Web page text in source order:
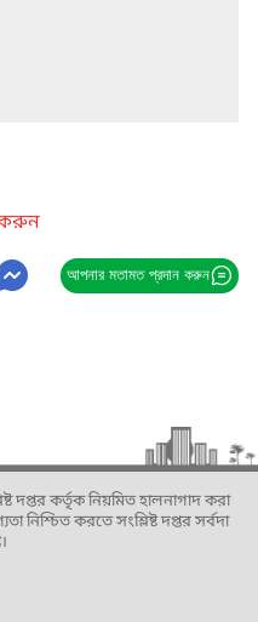
করুন
আপনার মতামত প্রদান করুন
দপ্তর কর্তৃক নিয়মিত হালনাগাদ করা
নিশ্চিত করতে সংশ্লিষ্ট দপ্তর সর্বদা